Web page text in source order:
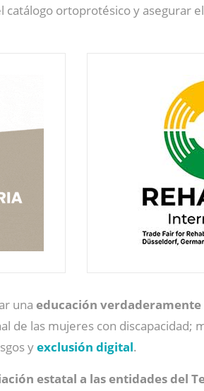
ortoprotésico y asegurar
una educación verdaderamente
de las mujeres con
yexclusión digital.
estatal a las entidades del